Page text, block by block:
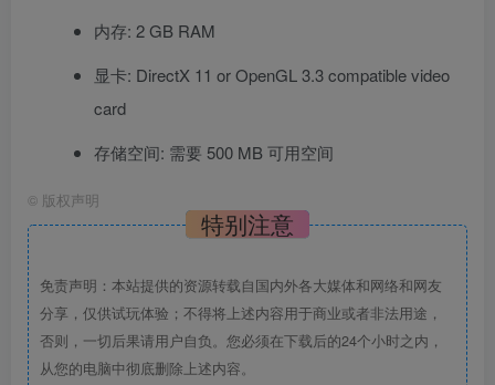
内存: 2 GB RAM
显卡: DirectX 11 or OpenGL 3.3 compatible video
card
存储空间: 需要 500 MB 可用空间
© 版权声明
特别注意
免责声明：本站提供的资源转载自国内外各大媒体和网络和网友
分享，仅供试玩体验；不得将上述内容用于商业或者非法用途，
否则，一切后果请用户自负。您必须在下载后的24个小时之内，
从您的电脑中彻底删除上述内容。